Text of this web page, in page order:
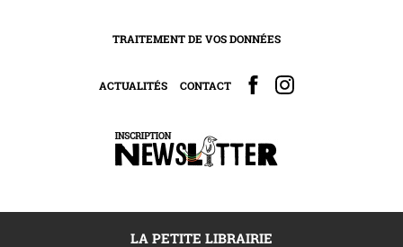
TRAITEMENT DE VOS DONNÉES
ACTUALITÉS CONTACT
LA PETITE LIBRAIRIE